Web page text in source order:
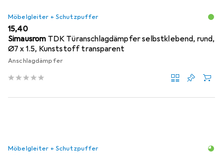
Möbelgleiter + Schutzpuffer
EUR
15,40
Simausrom TDK Türanschlagdämpfer selbstklebend, rund,
Ø7 x 1.5, Kunststoff transparent
Anschlagdämpfer
Möbelgleiter + Schutzpuffer